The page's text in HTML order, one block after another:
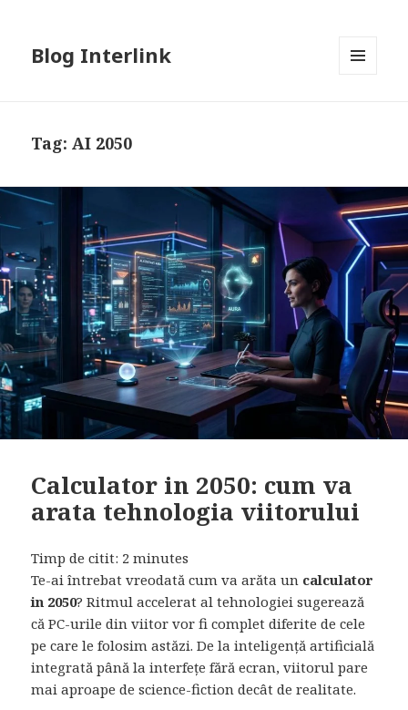
Blog Interlink
Tag:AI 2050
Calculator in 2050: cum va
arata tehnologia viitorului
Timp de citit: 2 minutes
Te-ai întrebat vreodată cum va arăta un calculator
in 2050? Ritmul accelerat al tehnologiei sugerează
că PC-urile din viitor vor fi complet diferite de cele
pe care le folosim astăzi. De la inteligență artificială
integrată până la interfețe fără ecran, viitorul pare
mai aproape de science-fiction decât de realitate.